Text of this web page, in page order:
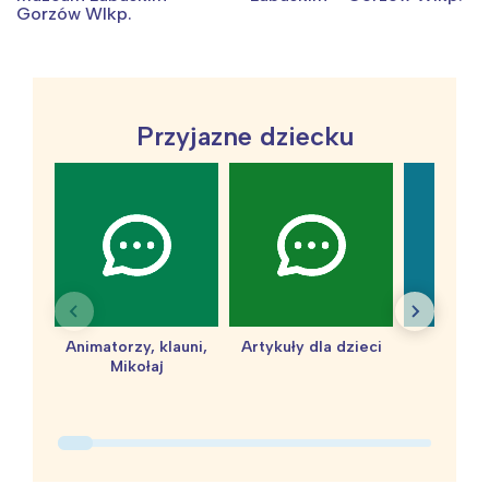
Gorzów Wlkp.
Przyjazne dziecku
Animatorzy, klauni,
Mikołaj
Artykuły dla dzieci